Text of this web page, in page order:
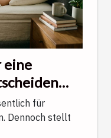
eine
für
Dennoch stellt